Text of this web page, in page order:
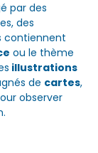
par des
des
contiennent
ou le thème
illustrations
de cartes,
observer